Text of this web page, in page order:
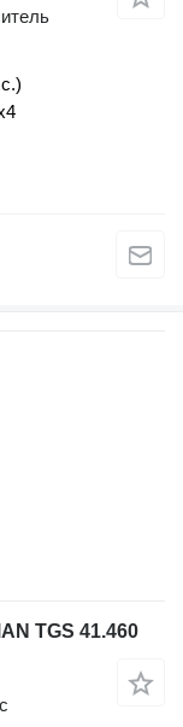
TGS 41.460